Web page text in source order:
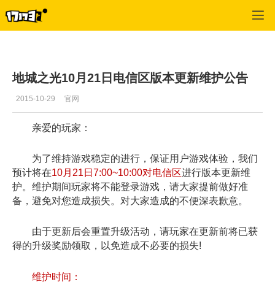
地城之光10月21日电信区版本更新维护公告
2015-10-29 官网
亲爱的玩家：
为了维持游戏稳定的进行，保证用户游戏体验，我们
预计将在10月21日7:00~10:00对电信区进行版本更新维
护。维护期间玩家将不能登录游戏，请大家提前做好准
备，避免对您造成损失。对大家造成的不便深表歉意。
由于更新后会重置升级活动，请玩家在更新前将已获
得的升级奖励领取，以免造成不必要的损失!
维护时间：